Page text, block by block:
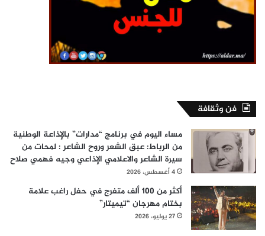
فن وثقافة
مساء اليوم في برنامج “مدارات” بالإذاعة الوطنية
من الرباط: عبق الشعر وروح الشاعر : لمحات من
سيرة الشاعر والاعلامي الإذاعي وجيه فهمي صلاح
4 أغسطس، 2026
أكثر من 100 ألف متفرج في حفل راغب علامة
بختام مهرجان “تيميتار”
27 يوليو، 2026